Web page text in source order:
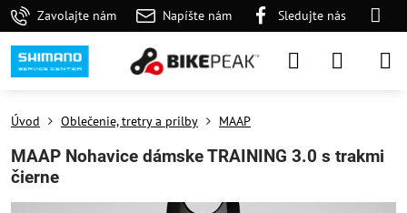
Zavolajte nám Napíšte nám Sledujte nás
Úvod Oblečenie, tretry a prilby MAAP
MAAP Nohavice dámske TRAINING 3.0 s trakmi
čierne